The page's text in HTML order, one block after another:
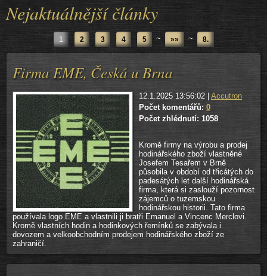
Nejaktuálnější články
1 2 3 4 5 ~ »» ~ 8.
Firma EME, Česká u Brna
12.1.2025 13:56:02 | Accutron
Počet komentářů: 0
Počet zhlédnutí: 1058
Kromě firmy na výrobu a prodej
hodinářského zboží vlastněné
Josefem Tesařem v Brně
působila v období od třicátých do
padesátých let další hodinářská
firma, která si zaslouží pozornost
zájemců o tuzemskou
hodinářskou historii. Tato firma
používala logo EME a vlastnili ji bratři Emanuel a Vincenc Merclovi.
Kromě vlastních hodin a hodinkových řemínků se zabývala i
dovozem a velkoobchodním prodejem hodinářského zboží ze
zahraničí.